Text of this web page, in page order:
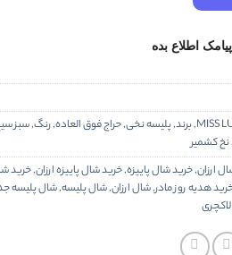
اطلاع بده
MISS
,برند,پلیسه نخی,حراج فوق العاده,رنگ,سبز
,نخ کشمیر
ارزان,خرید شال پاییزه,خرید شال پاییزه ارزان,خرید
هدیه روز مادر,شال ارزان,شال پلیسه,شال پلیسه